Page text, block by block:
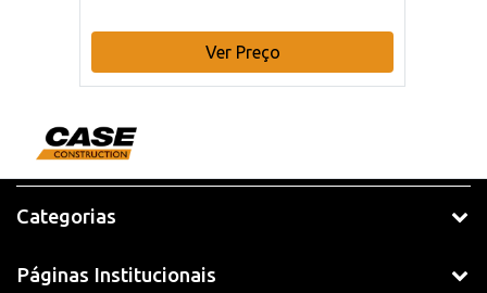
Ver Preço
Categorias
Páginas Institucionais